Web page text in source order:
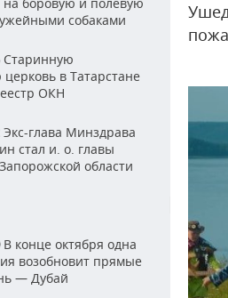
собаками
Старинную
в Татарстане
ОКН
Экс-глава Минздрава
стал и. о. главы
области
В конце октября одна
возобновит прямые
— Дубай